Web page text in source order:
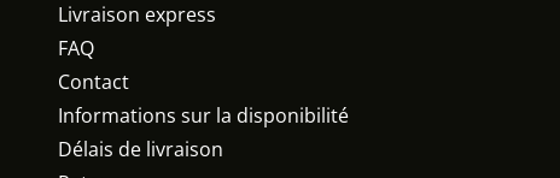
Livraison express
FAQ
Contact
Informations sur la disponibilité
Délais de livraison